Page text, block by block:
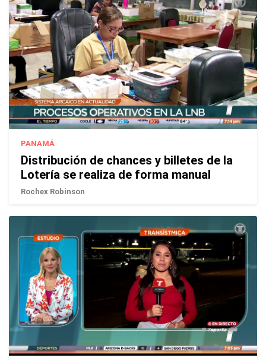
PANAMÁ
Distribución de chances y billetes de la
Lotería se realiza de forma manual
Rochex Robinson